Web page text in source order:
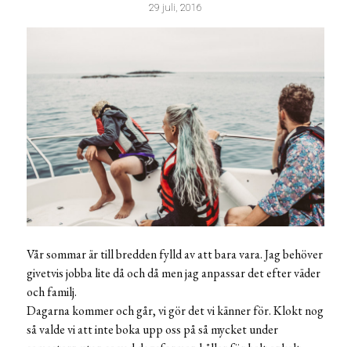
29 juli, 2016
Vår sommar är till bredden fylld av att bara vara. Jag behöver
givetvis jobba lite då och då men jag anpassar det efter väder
och familj.
Dagarna kommer och går, vi gör det vi känner för. Klokt nog
så valde vi att inte boka upp oss på så mycket under